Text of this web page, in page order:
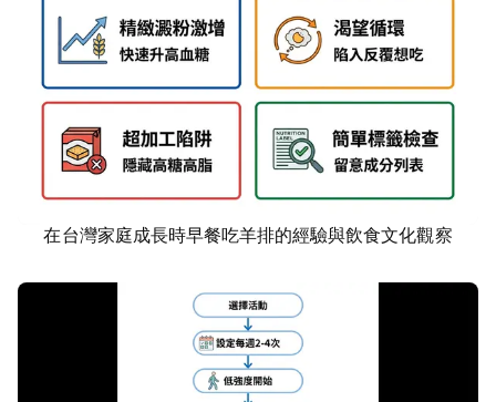
滋補在台灣家庭成長時早餐吃羊排的經驗與飲食文化觀察